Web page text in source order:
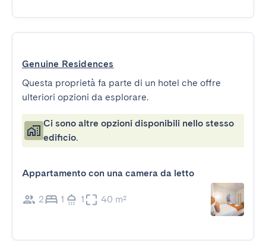
Genuine Residences
Questa proprietà fa parte di un hotel che offre
ulteriori opzioni da esplorare.
Ci sono altre opzioni disponibili nello stesso
edificio.
Appartamento con una camera da letto
2 1 1 40 m²